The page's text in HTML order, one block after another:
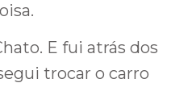
E fui atrás dos
trocar o carro